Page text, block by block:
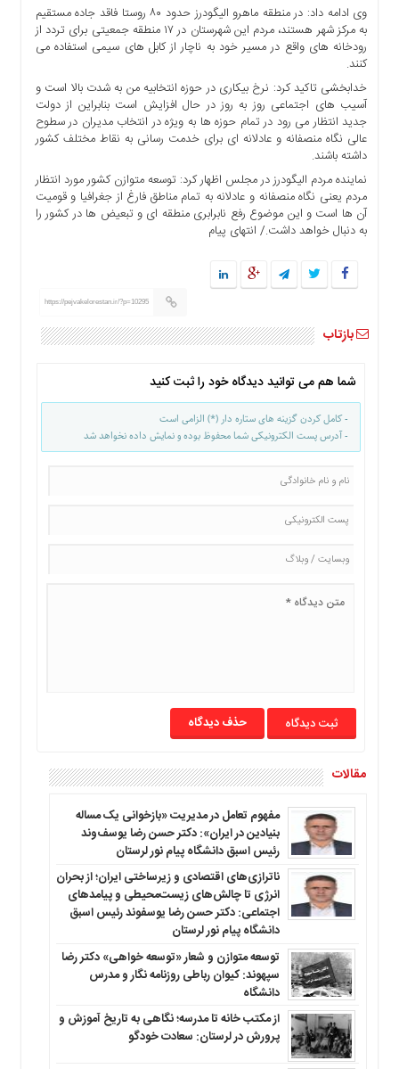
برگه
نمونه
تعرفه
درباره
چند
رسانه
نمونه
درباره
وی ادامه داد: در منطقه ماهرو الیگودرز حدود ۸۰ روستا فاقد جاده مستقیم
به مرکز شهر هستند، مردم این شهرستان در ۱۷ منطقه جمعیتی برای تردد از
رودخانه های واقع در مسیر خود به ناچار از کابل های سیمی استفاده می
کنند.
خدابخشی تاکید کرد: نرخ بیکاری در حوزه انتخابیه من به شدت بالا است و
آسیب های اجتماعی روز به روز در حال افزایش است بنابراین از دولت
جدید انتظار می رود در تمام حوزه ها به ویژه در انتخاب مدیران در سطوح
عالی نگاه منصفانه و عادلانه ای برای خدمت رسانی به نقاط مختلف کشور
داشته باشند.
نماینده مردم الیگودرز در مجلس اظهار کرد: توسعه متوازن کشور مورد انتظار
مردم یعنی نگاه منصفانه و عادلانه به تمام مناطق فارغ از جغرافیا و قومیت
آن ها است و این موضوع رفع نابرابری منطقه ای و تبعیض ها در کشور را
به دنبال خواهد داشت./ انتهای پیام
https://pejvakelorestan.ir/?p=10295
بازتاب
شما هم می توانید دیدگاه خود را ثبت کنید
- کامل کردن گزینه های ستاره دار (*) الزامی است
- آدرس پست الکترونیکی شما محفوظ بوده و نمایش داده نخواهد شد
حذف دیدگاه
مقالات
مفهوم تعامل در مدیریت «بازخوانی یک مساله
بنیادین در ایران»: دکتر حسن رضا یوسف‌وند
رئیس اسبق دانشگاه پیام نور لرستان
ناترازی‌های اقتصادی و زیرساختی ایران؛ از بحران
انرژی تا چالش‌های زیست‌محیطی و پیامدهای
اجتماعی: دکتر حسن رضا یوسفوند رئیس اسبق
دانشگاه پیام نور لرستان
توسعه متوازن و شعار «توسعه خواهی» دکتر رضا
سپهوند: کیوان رباطی روزنامه نگار و مدرس
دانشگاه
از مکتب خانه تا مدرسه؛ نگاهی به تاریخ آموزش و
پرورش در لرستان: سعادت خودگو